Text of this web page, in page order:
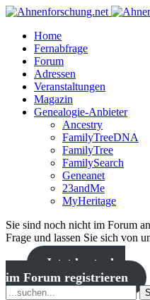
Home
Fernabfrage
Forum
Adressen
Veranstaltungen
Magazin
Genealogie-Anbieter
Ancestry
FamilyTreeDNA
FamilyTree
FamilySearch
Geneanet
23andMe
MyHeritage
Sie sind noch nicht im Forum
Frage und lassen Sie sich von
Jetzt kostenlos
im Forum registrieren